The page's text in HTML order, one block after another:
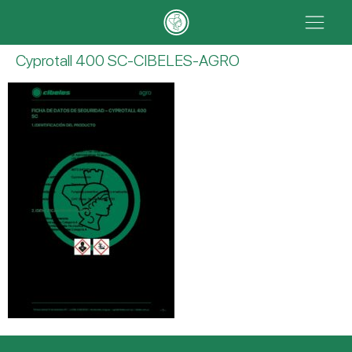
Cyprotall 400 SC-CIBELES-AGRO